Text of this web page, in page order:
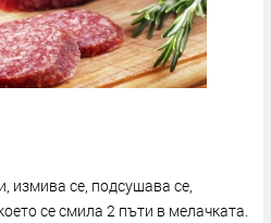
измива се, подсушава се,
се смила 2 пъти в мелачката.